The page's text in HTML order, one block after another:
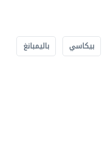
بيكاسي باليمبانغ